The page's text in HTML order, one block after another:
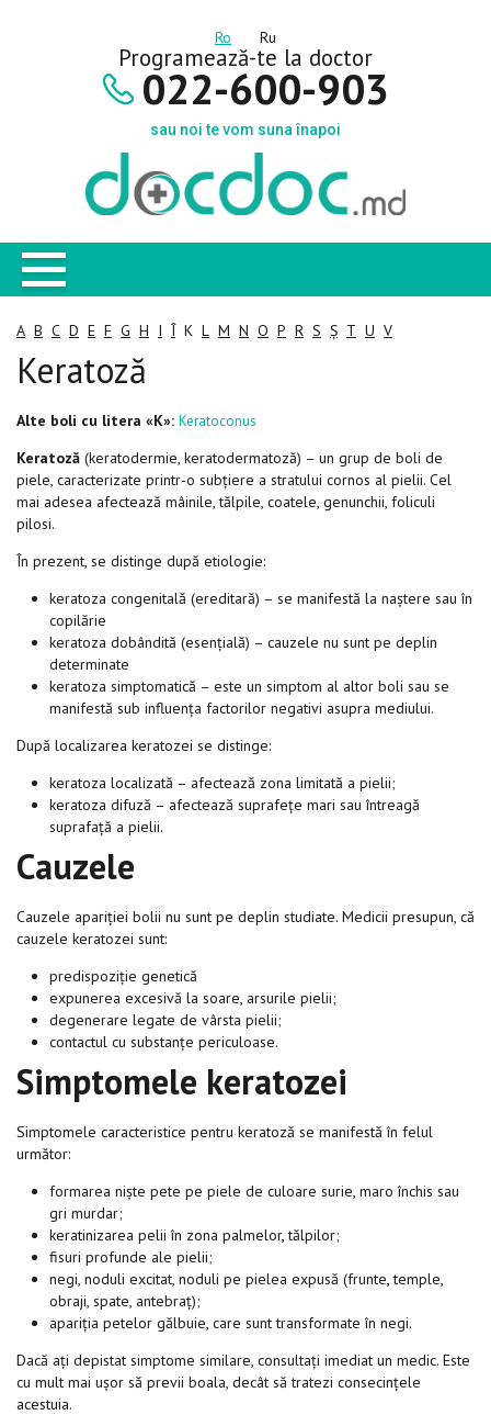
Ro Ru
Programează-te la doctor
022-600-903
sau noi te vom suna înapoi
A B C D E F G H I Î K L M N O P R S Ș T U V
Keratoză
Alte boli cu litera «K»: Keratoconus
Keratoză (keratodermie, keratodermatoză) – un grup de boli de
piele, caracterizate printr-o subțiere a stratului cornos al pielii. Cel
mai adesea afectează mâinile, tălpile, coatele, genunchii, foliculi
pilosi.
În prezent, se distinge după etiologie:
keratoza congenitală (ereditară) – se manifestă la naștere sau în
copilărie
keratoza dobândită (esențială) – cauzele nu sunt pe deplin
determinate
keratoza simptomatică – este un simptom al altor boli sau se
manifestă sub influența factorilor negativi asupra mediului.
După localizarea keratozei se distinge:
keratoza localizată – afectează zona limitată a pielii;
keratoza difuză – afectează suprafețe mari sau întreagă
suprafață a pielii.
Cauzele
Cauzele apariției bolii nu sunt pe deplin studiate. Medicii presupun, că
cauzele keratozei sunt:
predispoziție genetică
expunerea excesivă la soare, arsurile pielii;
degenerare legate de vârsta pielii;
contactul cu substanțe periculoase.
Simptomele keratozei
Simptomele caracteristice pentru keratoză se manifestă în felul
următor:
formarea niște pete pe piele de culoare surie, maro închis sau
gri murdar;
keratinizarea pelii în zona palmelor, tălpilor;
fisuri profunde ale pielii;
negi, noduli excitat, noduli pe pielea expusă (frunte, temple,
obraji, spate, antebraț);
apariția petelor gălbuie, care sunt transformate în negi.
Dacă ați depistat simptome similare, consultați imediat un medic. Este
cu mult mai ușor să previi boala, decât să tratezi consecințele
acestuia.